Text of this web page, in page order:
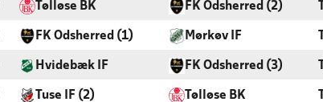
Tølløse BK FK Odsherred (2)
FK Odsherred (1) Mørkøv IF
Hvidebæk IF FK Odsherred (3)
Tuse IF (2) Tølløse BK